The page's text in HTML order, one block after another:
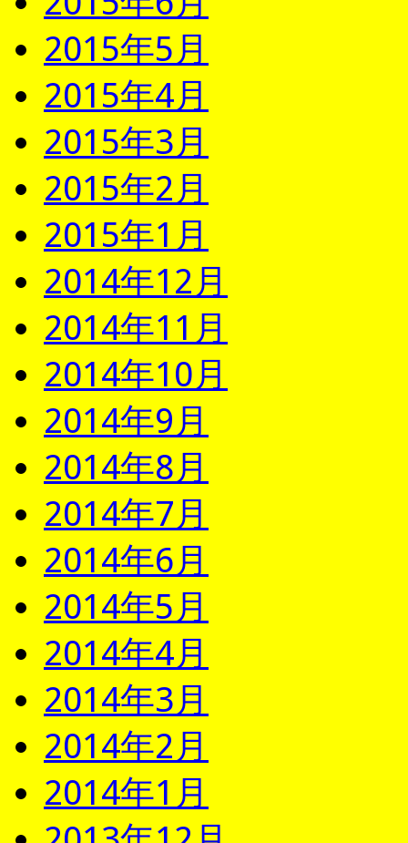
2015年5月
2015年4月
2015年3月
2015年2月
2015年1月
2014年12月
2014年11月
2014年10月
2014年9月
2014年8月
2014年7月
2014年6月
2014年5月
2014年4月
2014年3月
2014年2月
2014年1月